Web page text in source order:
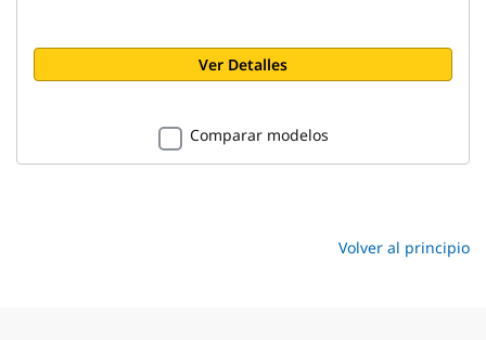
Ver Detalles
Comparar modelos
Volver al principio